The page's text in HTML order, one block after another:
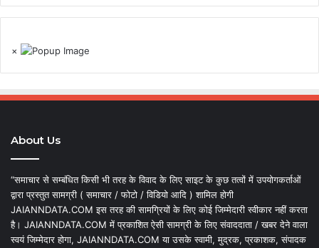
×
About Us
“समाचार से सम्बंधित किसी भी तरह के विवाद के लिए साइट के कुछ तत्वों में उपयोगकर्ताओं
द्वारा प्रस्तुत सामग्री ( समाचार / फोटो / विडियो आदि ) शामिल होगी
JAIANNDATA.COM इस तरह की सामग्रियों के लिए कोई जिम्मेदारी स्वीकार नहीं करता
है। JAIANNDATA.COM में प्रकाशित ऐसी सामग्री के लिए संवाददाता / खबर देने वाला
स्वयं जिम्मेदार होगा, JAIANNDATA.COM या उसके स्वामी, मुद्रक, प्रकाशक, संपादक